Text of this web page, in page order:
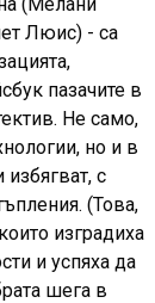
Люис) - са
пазачите в
Не само,
но и в
с
(Това,
изградиха
и успяха да
шега в